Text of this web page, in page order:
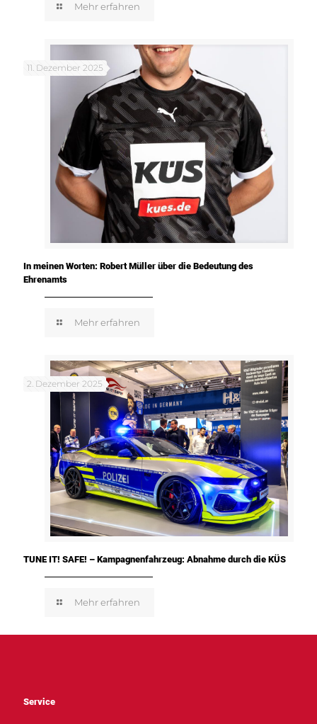
Mehr erfahren
11. Dezember 2025
In meinen Worten: Robert Müller über die Bedeutung des
Ehrenamts
Mehr erfahren
2. Dezember 2025
TUNE IT! SAFE! – Kampagnenfahrzeug: Abnahme durch die KÜS
Mehr erfahren
Service